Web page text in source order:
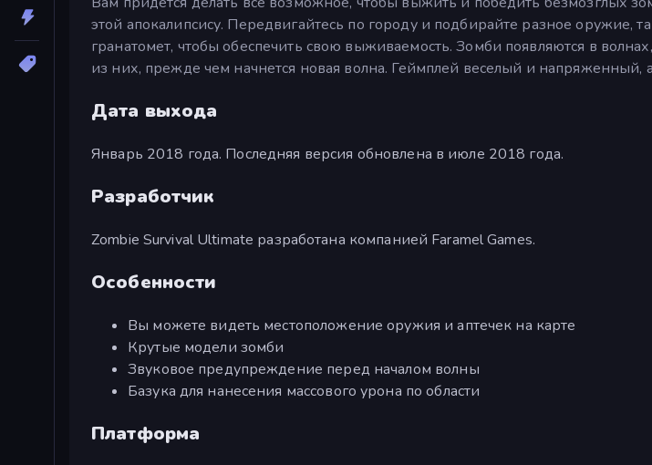
этой апокалипсису. Передвигайтесь по городу и подбирайте разное оружие,
гранатомет, чтобы обеспечить свою выживаемость. Зомби появляются в
из них, прежде чем начнется новая волна. Геймплей веселый и напряженный,
Дата выхода
Январь 2018 года. Последняя версия обновлена в июле 2018 года.
Разработчик
Zombie Survival Ultimate разработана компанией Faramel Games.
Особенности
Вы можете видеть местоположение оружия и аптечек на карте
Крутые модели зомби
Звуковое предупреждение перед началом волны
Базука для нанесения массового урона по области
Платформа